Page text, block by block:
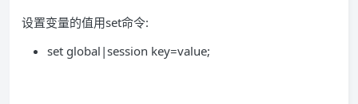
设置变量的值用set命令:
set global|session key=value;